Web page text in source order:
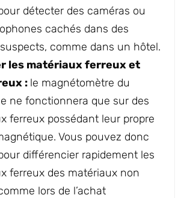
détecter des caméras ou
cachés dans des
comme dans un hôtel.
les matériaux ferreux et
: le magnétomètre du
ne fonctionnera que sur des
ferreux possédant leur propre
Vous pouvez donc
différencier rapidement les
ferreux des matériaux non
lors de l’achat